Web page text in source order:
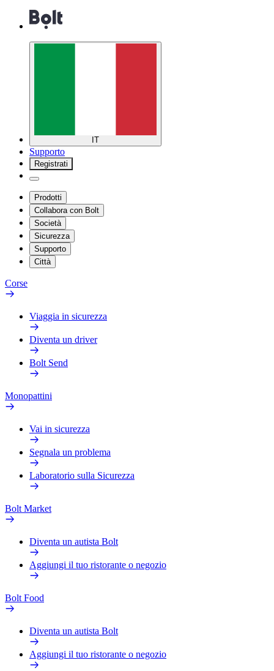
IT
Supporto
Registrati
Prodotti
Collabora con Bolt
Società
Sicurezza
Supporto
Città
Corse
Viaggia in sicurezza
Diventa un driver
Bolt Send
Monopattini
Vai in sicurezza
Segnala un problema
Laboratorio sulla Sicurezza
Bolt Market
Diventa un autista Bolt
Aggiungi il tuo ristorante o negozio
Bolt Food
Diventa un autista Bolt
Aggiungi il tuo ristorante o negozio